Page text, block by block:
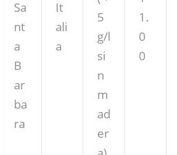
Sa
nt
a
B
ar
ba
ra
It
ali
a
5
g/l
si
n
m
ad
er
1.
0
0